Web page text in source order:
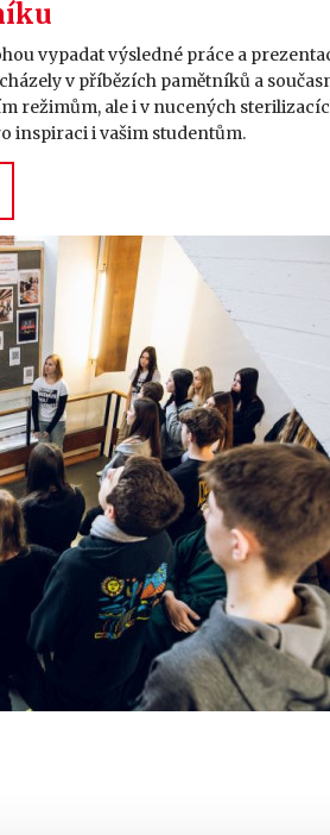
vypadat výsledné práce a
v příbězích pamětníků a
režimům, ale i v nucených
inspiraci i vašim studentům.